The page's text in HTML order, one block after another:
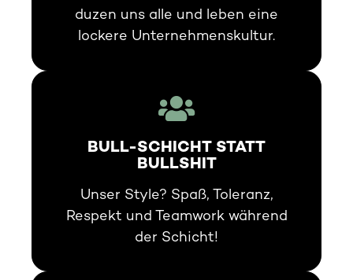
duzen uns alle und leben eine
lockere Unternehmenskultur.
BULL-SCHICHT STATT
BULLSHIT
Unser Style? Spaß, Toleranz,
Respekt und Teamwork während
der Schicht!